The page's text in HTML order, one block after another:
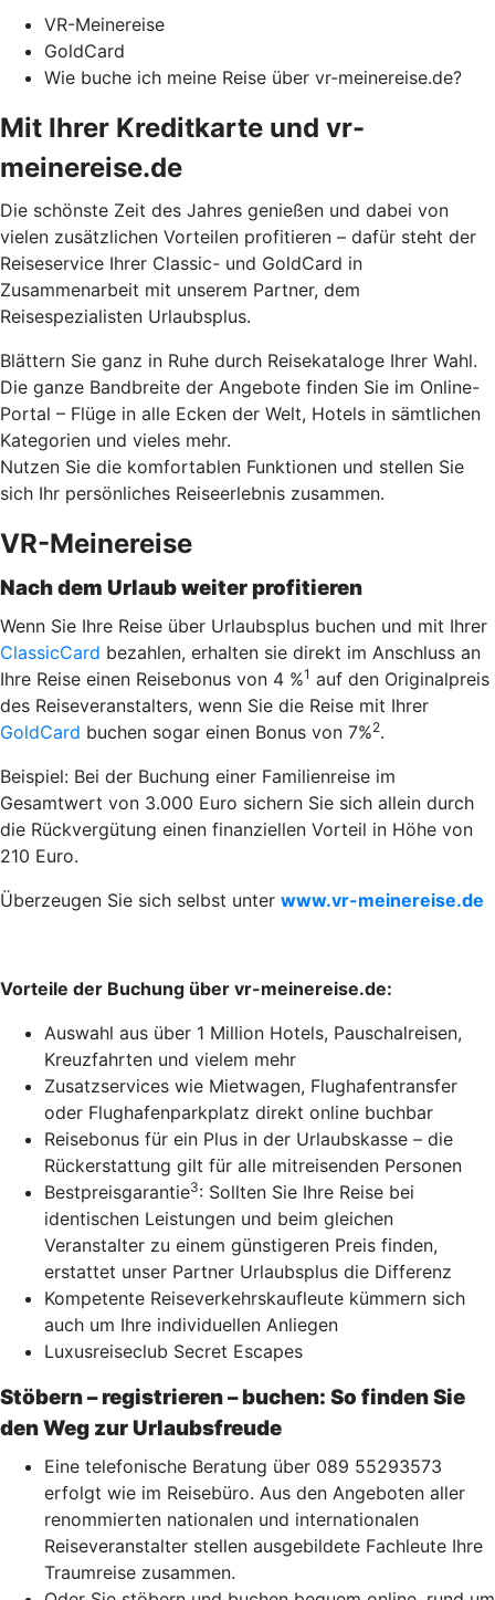
VR-Meinereise
GoldCard
Wie buche ich meine Reise über vr-meinereise.de?
Mit Ihrer Kreditkarte und vr-
meinereise.de
Die schönste Zeit des Jahres genießen und dabei von
vielen zusätzlichen Vorteilen profitieren – dafür steht der
Reiseservice Ihrer Classic- und GoldCard in
Zusammenarbeit mit unserem Partner, dem
Reisespezialisten Urlaubsplus.
Blättern Sie ganz in Ruhe durch Reisekataloge Ihrer Wahl.
Die ganze Bandbreite der Angebote finden Sie im Online-
Portal – Flüge in alle Ecken der Welt, Hotels in sämtlichen
Kategorien und vieles mehr.
Nutzen Sie die komfortablen Funktionen und stellen Sie
sich Ihr persönliches Reiseerlebnis zusammen.
VR-Meinereise
Nach dem Urlaub weiter profitieren
Wenn Sie Ihre Reise über Urlaubsplus buchen und mit Ihrer
ClassicCard bezahlen, erhalten sie direkt im Anschluss an
Ihre Reise einen Reisebonus von 4 %1 auf den Originalpreis
des Reiseveranstalters, wenn Sie die Reise mit Ihrer
GoldCard buchen sogar einen Bonus von 7%2.
Beispiel: Bei der Buchung einer Familienreise im
Gesamtwert von 3.000 Euro sichern Sie sich allein durch
die Rückvergütung einen finanziellen Vorteil in Höhe von
210 Euro.
Überzeugen Sie sich selbst unter www.vr-meinereise.de
Vorteile der Buchung über vr-meinereise.de:
Auswahl aus über 1 Million Hotels, Pauschalreisen,
Kreuzfahrten und vielem mehr
Zusatzservices wie Mietwagen, Flughafentransfer
oder Flughafenparkplatz direkt online buchbar
Reisebonus für ein Plus in der Urlaubskasse – die
Rückerstattung gilt für alle mitreisenden Personen
Bestpreisgarantie3: Sollten Sie Ihre Reise bei
identischen Leistungen und beim gleichen
Veranstalter zu einem günstigeren Preis finden,
erstattet unser Partner Urlaubsplus die Differenz
Kompetente Reiseverkehrskaufleute kümmern sich
auch um Ihre individuellen Anliegen
Luxusreiseclub Secret Escapes
Stöbern – registrieren – buchen: So finden Sie
den Weg zur Urlaubsfreude
Eine telefonische Beratung über 089 55293573
erfolgt wie im Reisebüro. Aus den Angeboten aller
renommierten nationalen und internationalen
Reiseveranstalter stellen ausgebildete Fachleute Ihre
Traumreise zusammen.